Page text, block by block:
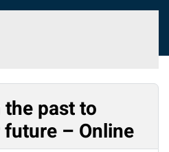
past to
– Online